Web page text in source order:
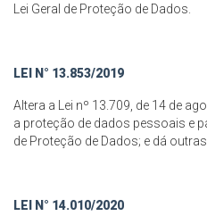
Lei Geral de Proteção de Dados.
LEI N° 13.853/2019
Altera a Lei nº 13.709, de 14 de
a proteção de dados pessoais e
de Proteção de Dados; e dá
LEI N° 14.010/2020